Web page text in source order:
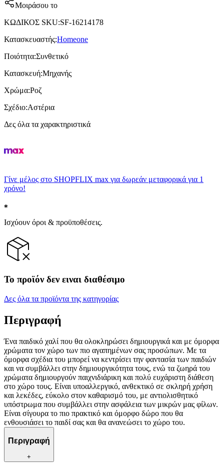
Μοιράσου το
ΚΩΔΙΚΟΣ SKU:SF-16214178
Κατασκευαστής:Homeone
Ποιότητα:Συνθετικό
Κατασκευή:Μηχανής
Χρώμα:Ροζ
Σχέδιο:Αστέρια
Δες όλα τα χαρακτηριστικά
Γίνε μέλος στο SHOPFLIX max για δωρεάν μεταφορικά για 1
χρόνο!
Ισχύουν όροι & προϋποθέσεις.
Το προϊόν δεν ειναι διαθέσιμο
Δες όλα τα προϊόντα της κατηγορίας
Περιγραφή
Ένα παιδικό χαλί που θα ολοκληρώσει δημιουργικά και με όμορφα
χρώματα τον χώρο των πιο αγαπημένων σας προσώπων. Με τα
όμορφα σχέδια του μπορεί να κεντρίσει την φαντασία των παιδιών
και να συμβάλλει στην δημιουργικότητα τους, ενώ τα ζωηρά του
χρώματα δημιουργούν παιχνιδιάρικη και πολύ ευχάριστη διάθεση
στο χώρο τους. Είναι υποαλλεργικό, ανθεκτικό σε σκληρή χρήση
και λεκέδες, εύκολο στον καθαρισμό του, με αντιολισθητικό
υπόστρωμα που συμβάλλει στην ασφάλεια των μικρών μας φίλων.
Είναι σίγουρα το πιο πρακτικό και όμορφο δώρο που θα
ενθουσιάσει το παιδί σας και θα ανανεώσει το χώρο του.
Περιγραφή
+